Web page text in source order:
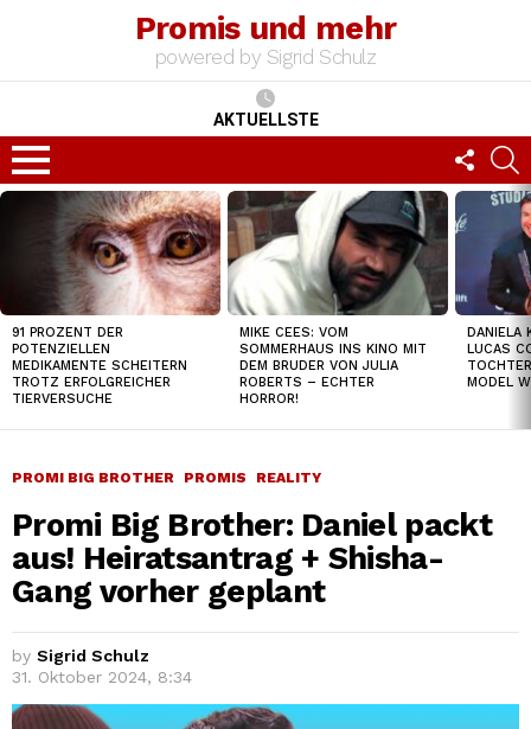
Promis und mehr
powered by Sigrid Schulz
AKTUELLSTE
Menu
US
TOP
91 PROZENT DER
POTENZIELLEN
MEDIKAMENTE SCHEITERN
TROTZ ERFOLGREICHER
TIERVERSUCHE
MIKE CEES: VOM
SOMMERHAUS INS KINO MIT
DEM BRUDER VON JULIA
ROBERTS – ECHTER
HORROR!
DANIELA
LUCAS
MODEL
PROMI BIG BROTHER PROMIS REALITY
Promi Big Brother: Daniel packt
aus! Heiratsantrag + Shisha-
Gang vorher geplant
by Sigrid Schulz
31. Oktober 2024, 8:34